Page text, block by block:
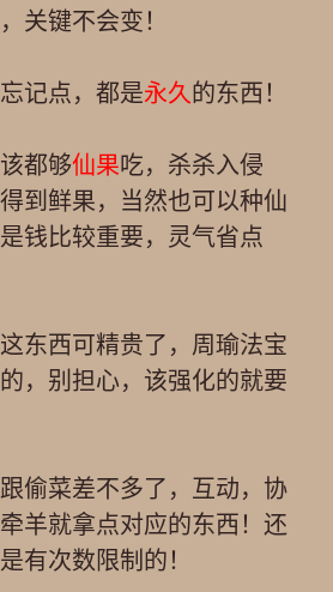
关键不会变！
记点，都是永久的东西！
都够仙果吃，杀杀入侵
到鲜果，当然也可以种仙
钱比较重要，灵气省点
东西可精贵了，周瑜法宝
，别担心，该强化的就要
偷菜差不多了，互动，协
羊就拿点对应的东西！还
有次数限制的！